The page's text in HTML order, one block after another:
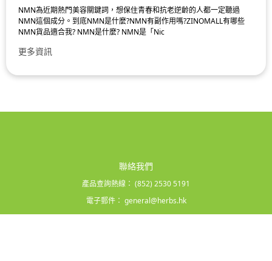
NMN為近期熱門美容關鍵詞，想保住青春和抗老逆齡的人都一定聽過
NMN這個成分。到底NMN是什麼?NMN有副作用嗎?ZINOMALL有哪些
NMN貨品適合我? NMN是什麼? NMN是「Nic
更多資訊
聯絡我們
產品查詢熱線： (852) 2530 5191
電子郵件： general@herbs.hk